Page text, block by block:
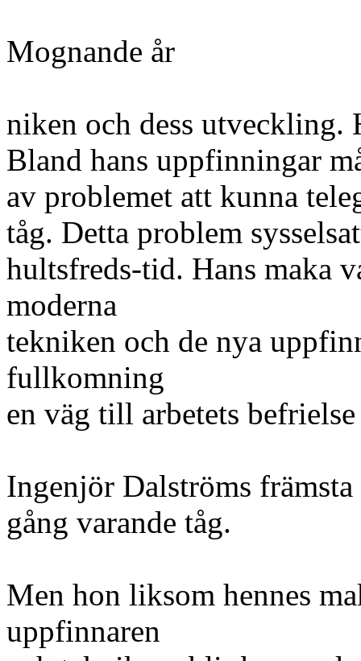
Mognande år
niken och dess utveckling.
Bland hans uppfinningar
av problemet att kunna
tåg. Detta problem
hultsfreds-tid. Hans maka
moderna
tekniken och de nya
fullkomning
en väg till arbetets
Ingenjör Dalströms
gång varande tåg.
Men hon liksom hennes
uppfinnaren